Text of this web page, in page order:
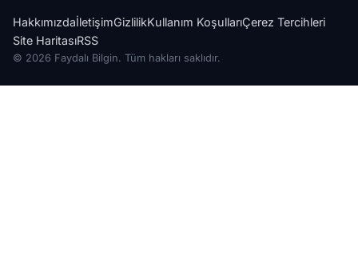
HakkımızdaİletişimGizlilikKullanım KoşullarıÇerez Tercihleri
Site HaritasıRSS
© 2026 Faydalı Bilgin. Tüm hakları saklıdır.